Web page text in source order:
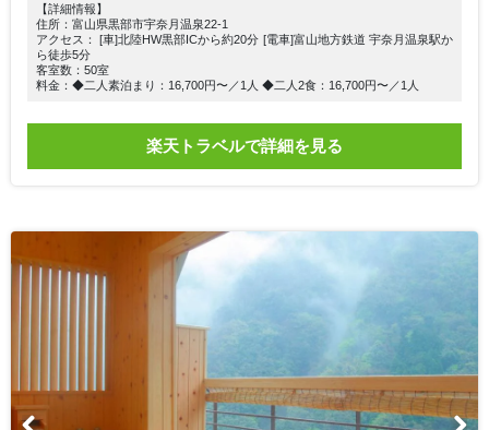
【詳細情報】
住所：富山県黒部市宇奈月温泉22-1
アクセス： [車]北陸HW黒部ICから約20分 [電車]富山地方鉄道 宇奈月温泉駅か
ら徒歩5分
客室数：50室
料金：◆二人素泊まり：16,700円〜／1人 ◆二人2食：16,700円〜／1人
楽天トラベルで詳細を見る